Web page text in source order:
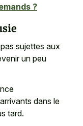
?
sujettes aux
un peu
dans le
tard.